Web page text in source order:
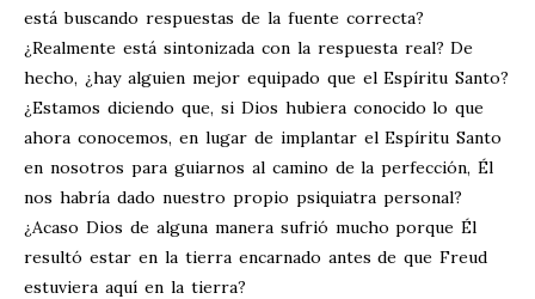
está buscando respuestas de la fuente correcta?
¿Realmente está sintonizada con la respuesta real? De
hecho, ¿hay alguien mejor equipado que el Espíritu Santo?
¿Estamos diciendo que, si Dios hubiera conocido lo que
ahora conocemos, en lugar de implantar el Espíritu Santo
en nosotros para guiarnos al camino de la perfección, Él
nos habría dado nuestro propio psiquiatra personal?
¿Acaso Dios de alguna manera sufrió mucho porque Él
resultó estar en la tierra encarnado antes de que Freud
estuviera aquí en la tierra?